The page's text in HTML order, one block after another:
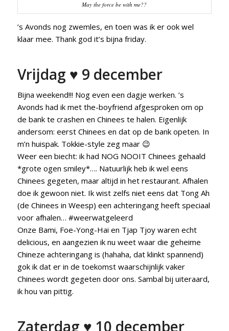
May the force be with me??
’s Avonds nog zwemles, en toen was ik er ook wel
klaar mee. Thank god it’s bijna friday.
Vrijdag ♥ 9 december
Bijna weekend!!! Nog even een dagje werken. ’s
Avonds had ik met the-boyfriend afgesproken om op
de bank te crashen en Chinees te halen. Eigenlijk
andersom: eerst Chinees en dat op de bank opeten. In
m’n huispak. Tokkie-style zeg maar 😉
Weer een biecht: ik had NOG NOOIT Chinees gehaald
*grote ogen smiley*…. Natuurlijk heb ik wel eens
Chinees gegeten, maar altijd in het restaurant. Afhalen
doe ik gewoon niet. Ik wist zelfs niet eens dat Tong Ah
(de Chinees in Weesp) een achteringang heeft speciaal
voor afhalen… #weerwatgeleerd
Onze Bami, Foe-Yong-Hai en Tjap Tjoy waren echt
delicious, en aangezien ik nu weet waar die geheime
Chineze achteringang is (hahaha, dat klinkt spannend)
gok ik dat er in de toekomst waarschijnlijk vaker
Chinees wordt gegeten door ons. Sambal bij uiteraard,
ik hou van pittig.
Zaterdag ♥ 10 december